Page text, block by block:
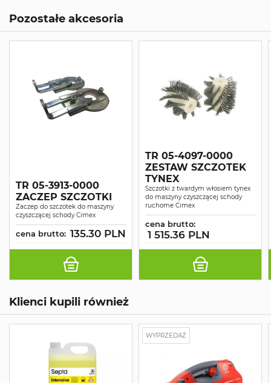
Pozostałe akcesoria
TR 05-3913-0000
ZACZEP SZCZOTKI
Zaczep do szczotek do maszyny
czyszczącej schody Cimex
cena brutto: 135.30 PLN
TR 05-4097-0000
ZESTAW SZCZOTEK
TYNEX
Szczotki z twardym włosiem tynex
do maszyny czyszczącej schody
ruchome Cimex
cena brutto:
1 515.36 PLN
Klienci kupili również
WYPRZEDAŻ